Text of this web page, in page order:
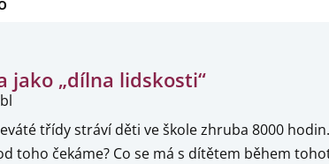
jako „dílna lidskosti“
třídy stráví děti ve škole zhruba 8000
toho čekáme? Co se má s dítětem během